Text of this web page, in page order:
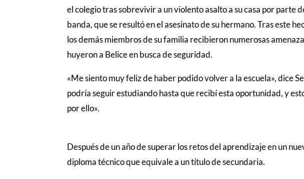
el colegio tras sobrevivir a un violento asalto a su casa por parte
banda, que se resultó en el asesinato de su hermano. Tras este
los demás miembros de su familia recibieron numerosas
huyeron a Belice en busca de seguridad.
«Me siento muy feliz de haber podido volver a la escuela», dice
podría seguir estudiando hasta que recibí esta oportunidad, y
por ello».
Después de un año de superar los retos del aprendizaje en un
diploma técnico que equivale a un título de secundaria.